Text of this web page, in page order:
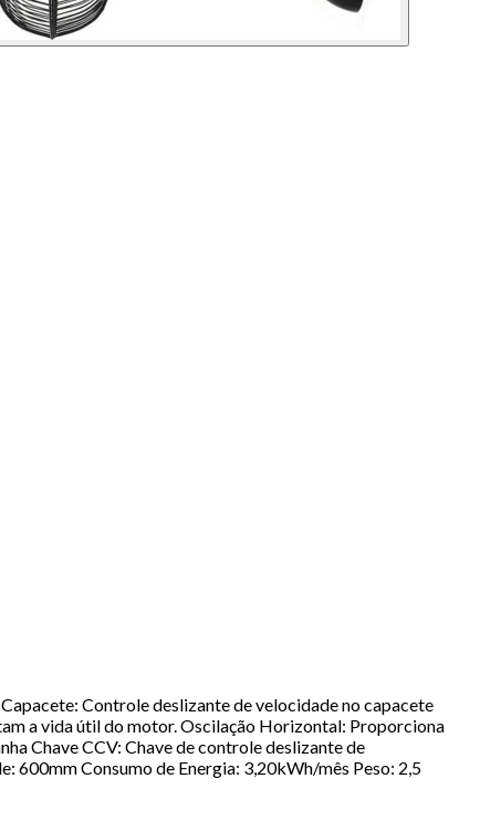
Controle deslizante de velocidade no capacete
a vida útil do motor. Oscilação Horizontal: Proporciona
Chave CCV: Chave de controle deslizante de
600mm Consumo de Energia: 3,20kWh/mês Peso: 2,5